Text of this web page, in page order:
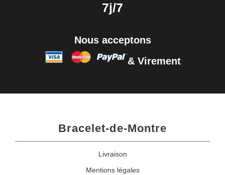
7j/7
Nous acceptons
& Virement
Bracelet-de-Montre
Livraison
Mentions légales